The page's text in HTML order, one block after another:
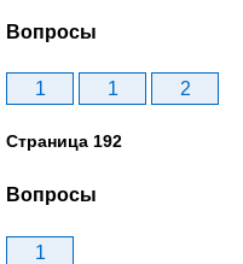
Вопросы
1 1 2
Страница 192
Вопросы
1